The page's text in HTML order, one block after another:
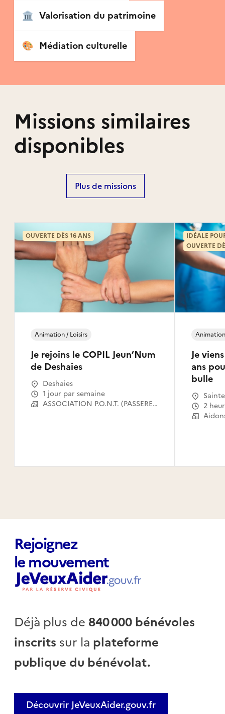
🏛 Valorisation du patrimoine
🎨 Médiation culturelle
Missions similaires
disponibles
Plus de missions
Je rejoins le COPIL Jeun’Num
de Deshaies
Animation / Loisirs
Deshaies
1 jour par semaine
ASSOCIATION P.O.N.T. (PASSERELLES OUVERTES VERS LE NUMERIQUE POUR TOUS)
OUVERTE DÈS 16 ANS
Je
ans
bulle
2
IDÉALE
OUVERTE
Rejoignez
le mouvement
Déjà plus de840 000 bénévoles
inscrits sur la plateforme
publique du bénévolat.
Découvrir JeVeuxAider.gouv.fr